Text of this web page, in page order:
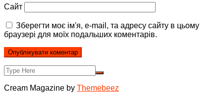
Сайт
Зберегти моє ім'я, e-mail, та адресу сайту в цьому
браузері для моїх подальших коментарів.
Cream Magazine by Themebeez